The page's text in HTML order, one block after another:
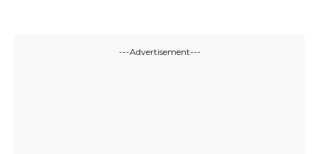
---Advertisement---